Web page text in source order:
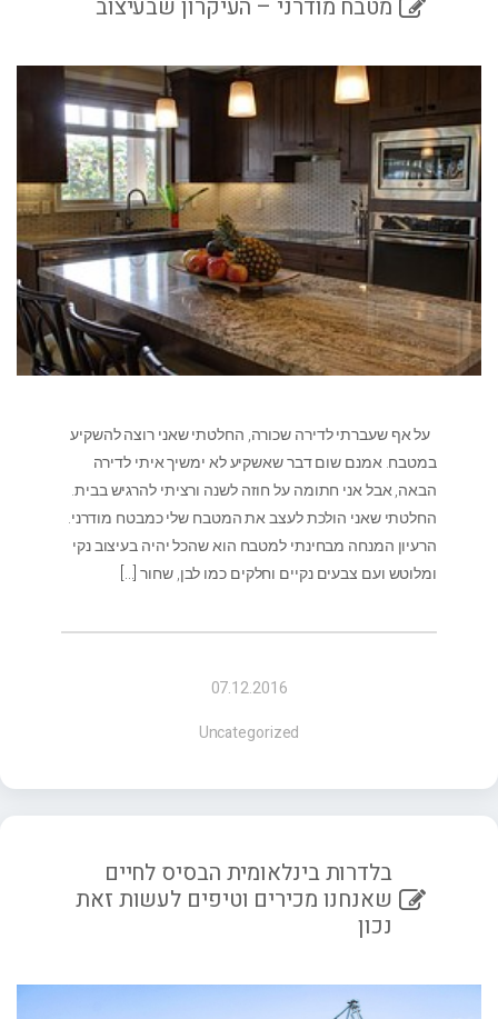
מטבח מודרני – העיקרון שבעיצוב
על אף שעברתי לדירה שכורה, החלטתי שאני רוצה להשקיע
במטבח. אמנם שום דבר שאשקיע לא ימשיך איתי לדירה
הבאה, אבל אני חתומה על חוזה לשנה ורציתי להרגיש בבית.
החלטתי שאני הולכת לעצב את המטבח שלי כמבטח מודרני.
הרעיון המנחה מבחינתי למטבח הוא שהכל יהיה בעיצוב נקי
ומלוטש ועם צבעים נקיים וחלקים כמו לבן, שחור[…]
07.12.2016
Uncategorized
בלדרות בינלאומית הבסיס לחיים
שאנחנו מכירים וטיפים לעשות זאת
נכון